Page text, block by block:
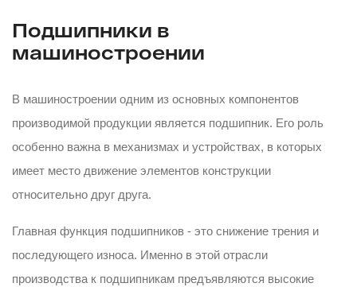
Подшипники в
машиностроении
В машиностроении одним из основных компонентов
производимой продукции является подшипник. Его роль
особенно важна в механизмах и устройствах, в которых
имеет место движение элементов конструкции
относительно друг друга.
Главная функция подшипников - это снижение трения и
последующего износа. Именно в этой отрасли
производства к подшипникам предъявляются высокие